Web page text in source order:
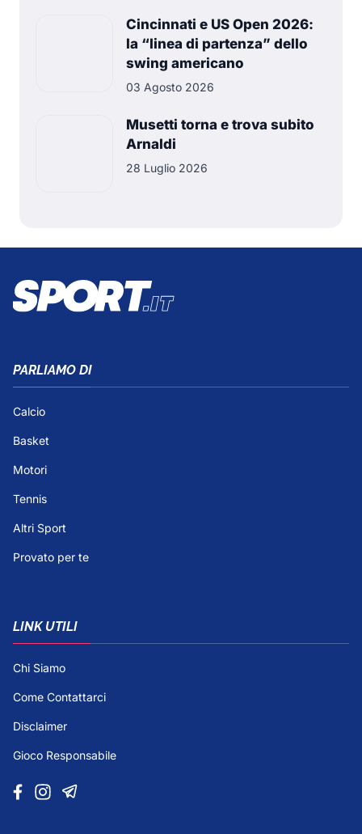
Cincinnati e US Open 2026:
la “linea di partenza” dello
swing americano
03 Agosto 2026
Musetti torna e trova subito
Arnaldi
28 Luglio 2026
PARLIAMO DI
Calcio
Basket
Motori
Tennis
Altri Sport
Provato per te
LINK UTILI
Chi Siamo
Come Contattarci
Disclaimer
Gioco Responsabile